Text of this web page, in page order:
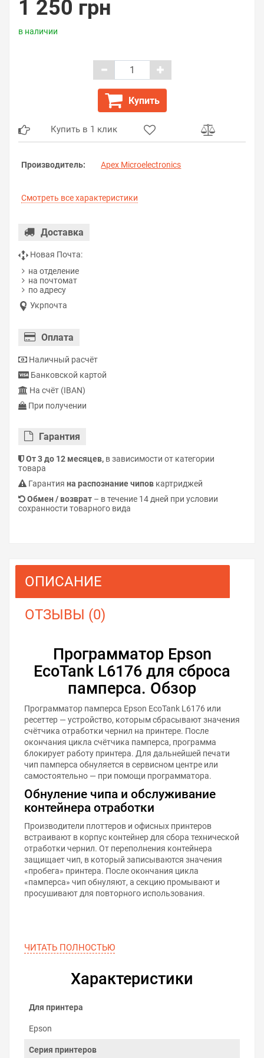
1 250 грн
в наличии
Купить
Купить в 1 клик
Производитель: Apex Microelectronics
Смотреть все характеристики
Доставка
Новая Почта:
на отделение
на почтомат
по адресу
Укрпочта
Оплата
Наличный расчёт
Банковской картой
На счёт (IBAN)
При получении
Гарантия
От 3 до 12 месяцев, в зависимости от категории
товара
Гарантия на распознание чипов картриджей
Обмен / возврат – в течение 14 дней при условии
сохранности товарного вида
ОПИСАНИЕ
ОТЗЫВЫ (0)
Программатор Epson
EcoTank L6176 для сброса
памперса. Обзор
Программатор памперса Epson EcoTank L6176 или
ресеттер — устройство, которым сбрасывают значения
счётчика отработки чернил на принтере. После
окончания цикла счётчика памперса, программа
блокирует работу принтера. Для дальнейшей печати
чип памперса обнуляется в сервисном центре или
самостоятельно — при помощи программатора.
Обнуление чипа и обслуживание
контейнера отработки
Производители плоттеров и офисных принтеров
встраивают в корпус контейнер для сбора технической
отработки чернил. От переполнения контейнера
защищает чип, в который записываются значения
«пробега» принтера. После окончания цикла
«памперса» чип обнуляют, а секцию промывают и
просушивают для повторного использования.
ЧИТАТЬ ПОЛНОСТЬЮ
Характеристики
Для принтера
Epson
Серия принтеров